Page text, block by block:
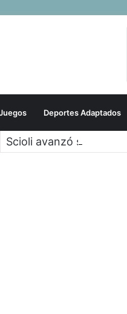
Deportes Adaptados
Scioli avanzó sobre la